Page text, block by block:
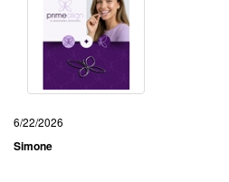
6/22/2026
Simone